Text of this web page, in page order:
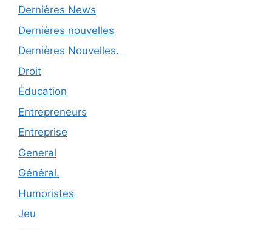
Dernières News
Dernières nouvelles
Dernières Nouvelles.
Droit
Éducation
Entrepreneurs
Entreprise
General
Général.
Humoristes
Jeu